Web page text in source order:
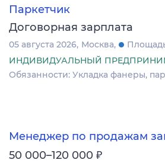
Паркетчик
Договорная зарплата
05 августа 2026 Москва
ИНДИВИДУАЛЬНЫЙ
Обязанности: Укладка фанеры,
Менеджер по продажам
50 000–120 000 ₽